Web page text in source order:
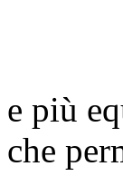
e più
che